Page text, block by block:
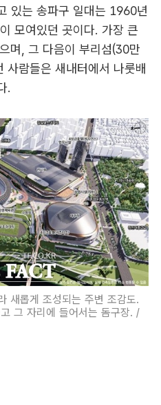
있는 송파구 일대는 1960년
모여있던 곳이다. 가장 큰
며, 그 다음이 부리섬(30만
사람들은 새내터에서 나룻배
.
새롭게 조성되는 주변 조감도.
그 자리에 들어서는 돔구장. /